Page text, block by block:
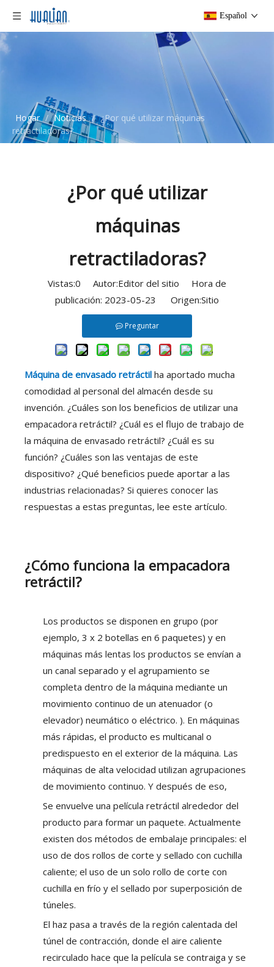
Español
Hogar / Noticias / ¿Por qué utilizar máquinas
retractiladoras?
¿Por qué utilizar
máquinas
retractiladoras?
Vistas:0 Autor:Editor del sitio Hora de
publicación: 2023-05-23 Origen:Sitio
Preguntar
Máquina de envasado retráctil ha aportado mucha
comodidad al personal del almacén desde su
invención. ¿Cuáles son los beneficios de utilizar una
empacadora retráctil? ¿Cuál es el flujo de trabajo de
la máquina de envasado retráctil? ¿Cuál es su
función? ¿Cuáles son las ventajas de este
dispositivo? ¿Qué beneficios puede aportar a las
industrias relacionadas? Si quieres conocer las
respuestas a estas preguntas, lee este artículo.
¿Cómo funciona la empacadora
retráctil?
Los productos se disponen en grupo (por
ejemplo, 3 x 2 botellas en 6 paquetes) y en
máquinas más lentas los productos se envían a
un canal separado y el agrupamiento se
completa dentro de la máquina mediante un
movimiento continuo de un atenuador (o
elevador) neumático o eléctrico. ). En máquinas
más rápidas, el producto es multicanal o
predispuesto en el exterior de la máquina. Las
máquinas de alta velocidad utilizan agrupaciones
de movimiento continuo. Y después de eso,
Se envuelve una película retráctil alrededor del
producto para formar un paquete. Actualmente
existen dos métodos de embalaje principales: el
uso de dos rollos de corte y sellado con cuchilla
caliente; el uso de un solo rollo de corte con
cuchilla en frío y el sellado por superposición de
túneles.
El haz pasa a través de la región calentada del
túnel de contracción, donde el aire caliente
recirculado hace que la película se contraiga y se